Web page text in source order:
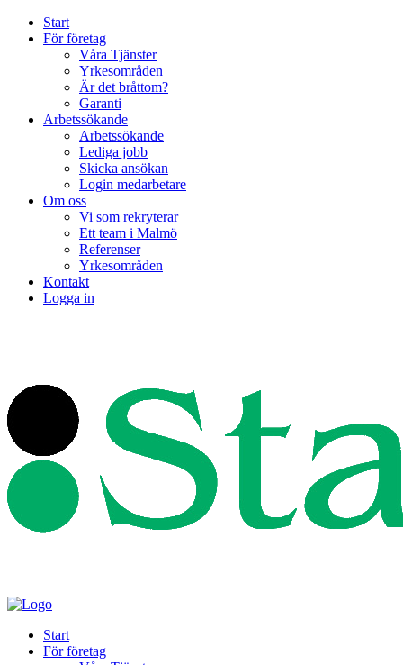
Start
För företag
Våra Tjänster
Yrkesområden
Är det bråttom?
Garanti
Arbetssökande
Arbetssökande
Lediga jobb
Skicka ansökan
Login medarbetare
Om oss
Vi som rekryterar
Ett team i Malmö
Referenser
Yrkesområden
Kontakt
Logga in
Start
För företag